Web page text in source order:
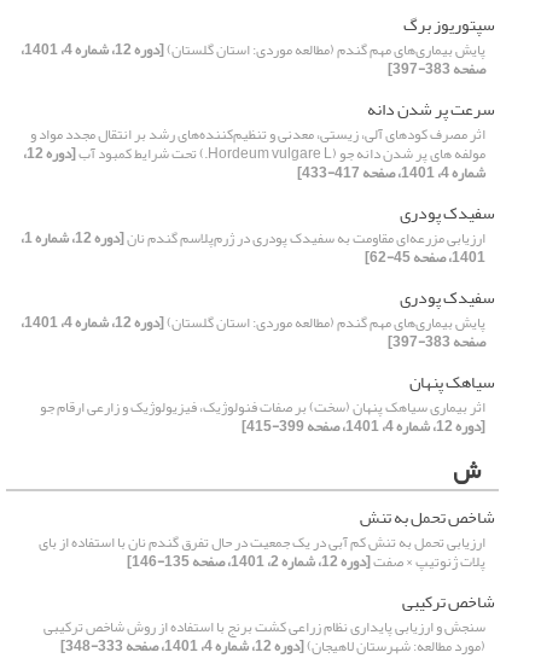
سپتوریوز برگ
پایش بیماری‌های مهم گندم (مطالعه موردی: استان گلستان) [دوره 12، شماره 4، 1401،
صفحه 383-397]
سرعت پر شدن دانه
اثر مصرف کودهای آلی، زیستی، معدنی و تنظیم‌کننده‌های رشد بر انتقال مجدد مواد و
مولفه های پر شدن دانه جو (Hordeum vulgare L.) تحت شرایط کمبود آب [دوره 12،
شماره 4، 1401، صفحه 417-433]
سفیدک پودری
ارزیابی مزرعه‌ای مقاومت به سفیدک پودری در ژرم‌پلاسم گندم نان [دوره 12، شماره 1،
1401، صفحه 45-62]
سفیدک پودری
پایش بیماری‌های مهم گندم (مطالعه موردی: استان گلستان) [دوره 12، شماره 4، 1401،
صفحه 383-397]
سیاهک پنهان
اثر بیماری سیاهک پنهان (سخت) بر صفات فنولوژیک، فیزیولوژیک و زارعی ارقام جو
[دوره 12، شماره 4، 1401، صفحه 399-415]
ش
شاخص تحمل به تنش
ارزیابی تحمل به تنش کم آبی در یک جمعیت در حال تفرق گندم نان با استفاده از بای
پلات ژنوتیپ × صفت[دوره 12، شماره 2، 1401، صفحه 135-146]
شاخص ترکیبی
سنجش و ارزیابی پایداری نظام زراعی کشت برنج با استفاده از روش شاخص ترکیبی
(مورد مطالعه: شهرستان لاهیجان)[دوره 12، شماره 4، 1401، صفحه 333-348]